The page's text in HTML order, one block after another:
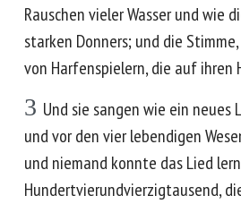
Rauschen vieler Wasser und wie
starken Donners; und die
von Harfenspielern, die auf ihren
3 Und sie sangen wie ein neues
und vor den vier lebendigen
und niemand konnte das Lied
Hundertvierundvierzigtausend,